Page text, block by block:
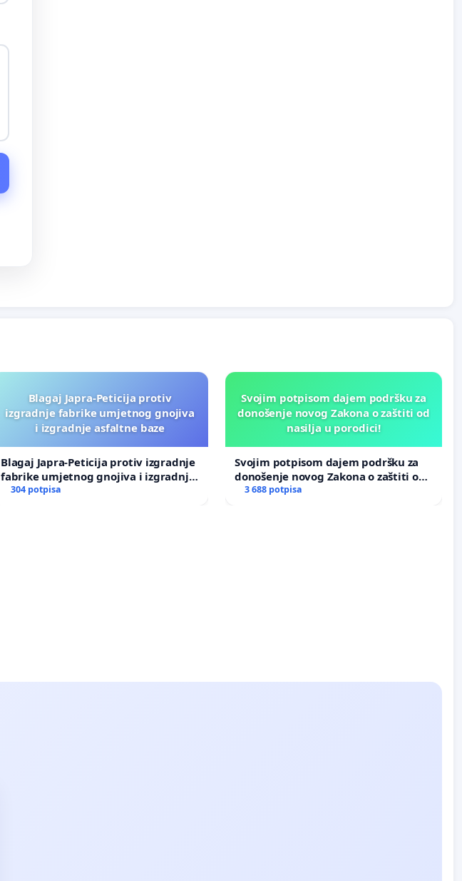
Blagaj Japra-Peticija protiv
izgradnje fabrike umjetnog gnojiva
i izgradnje asfaltne baze
Blagaj Japra-Peticija protiv izgradnje
fabrike umjetnog gnojiva i izgradnje
asfaltne baze
304 potpisa
Svojim potpisom dajem podršku za
donošenje novog Zakona o zaštiti od
nasilja u porodici!
Svojim potpisom dajem podršku za
donošenje novog Zakona o zaštiti od
nasilja u porodici!
3 688 potpisa